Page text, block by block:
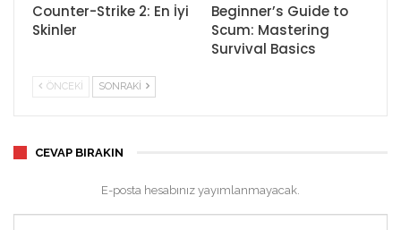
Counter-Strike 2: En İyi
Skinler
Beginner’s Guide to
Scum: Mastering
Survival Basics
ÖNCEKI SONRAKI
CEVAP BIRAKIN
E-posta hesabınız yayımlanmayacak.